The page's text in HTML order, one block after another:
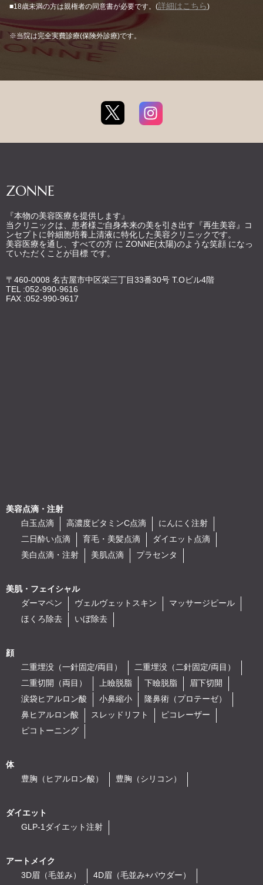
■18歳未満の方は親権者の同意書が必要です。(詳細はこちら)
※当院は完全実費診療(保険外診療)です。
ZONNE
『本物の美容医療を提供します』
当クリニックは、患者様ご自身本来の美を引き出す『再生美容』コ
ンセプトに幹細胞培養上清液に特化した美容クリニックです。
美容医療を通し、すべての方 に ZONNE(太陽)のような笑顔 になっ
ていただくことが目標 です。
〒460-0008 名古屋市中区栄三丁目33番30号 T.Oビル4階
TEL :052-990-9616
FAX :052-990-9617
美容点滴・注射
白玉点滴
高濃度ビタミンC点滴
にんにく注射
二日酔い点滴
育毛・美髪点滴
ダイエット点滴
美白点滴・注射
美肌点滴 プラセンタ
美肌・フェイシャル
ダーマペン
ヴェルヴェットスキン
マッサージピール
ほくろ除去
いぼ除去
顔
二重埋没（一針固定/両目）
二重埋没（二針固定/両目）
二重切開（両目）
上瞼脱脂 下瞼脱脂
眉下切開
涙袋ヒアルロン酸
小鼻縮小
隆鼻術（プロテーゼ）
鼻ヒアルロン酸
スレッドリフト
ピコレーザー
ピコトーニング
体
豊胸（ヒアルロン酸）
豊胸（シリコン）
ダイエット
GLP-1ダイエット注射
アートメイク
3D眉（毛並み）
4D眉（毛並み+パウダー）